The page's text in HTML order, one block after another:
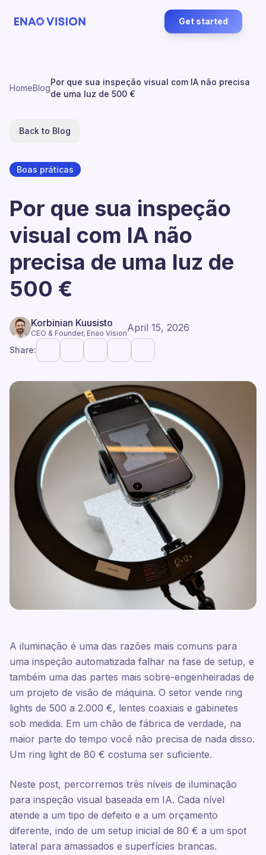
Get started
HomeBlog
Por que sua inspeção visual com IA não precisa
de uma luz de 500 €
Back to Blog
Boas práticas
Por que sua inspeção
visual com IA não
precisa de uma luz de
500 €
Korbinian Kuusisto
CEO & Founder, Enao VisionApril 15, 2026
Share:
A iluminação é uma das razões mais comuns para
uma inspeção automatizada falhar na fase de setup, e
também uma das partes mais sobre-engenheiradas de
um projeto de visão de máquina. O setor vende ring
lights de 500 a 2.000 €, lentes coaxiais e gabinetes
sob medida. Em um chão de fábrica de verdade, na
maior parte do tempo você não precisa de nada disso.
Um ring light de 80 € costuma ser suficiente.
Neste post, percorremos três níveis de iluminação
para inspeção visual baseada em IA. Cada nível
atende a um tipo de defeito e a um orçamento
diferente, indo de um setup inicial de 80 € a um spot
lateral para amassados e superfícies brancas.